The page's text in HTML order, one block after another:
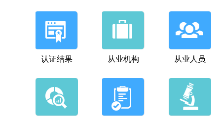
认证结果 从业机构 从业人员